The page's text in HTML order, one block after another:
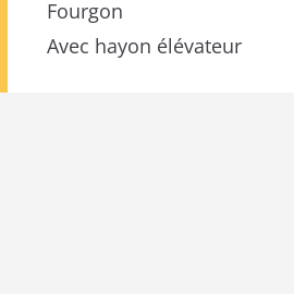
Fourgon
Avec hayon élévateur